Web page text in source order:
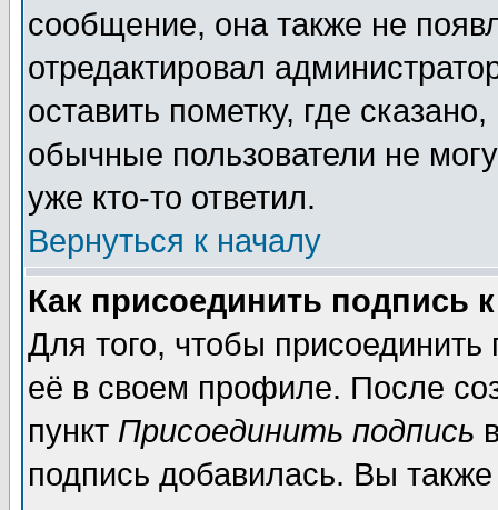
сообщение, она также не
отредактировал
оставить пометку, где
обычные пользователи не
уже кто-то ответил.
Вернуться к началу
Как присоединить подпись
Для того, чтобы
её в своем профиле. После
пункт Присоединить подпись
подпись добавилась. Вы